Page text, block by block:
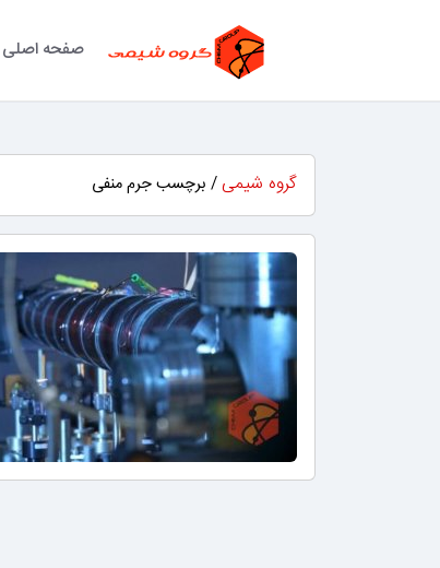
صفحه اصلی
گروه شیمی / برچسب جرم منفی